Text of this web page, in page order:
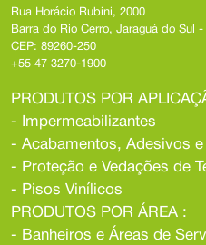
Rua Horácio Rubini, 2000
Barra do Rio Cerro, Jaraguá do Sul -
CEP: 89260-250
+55 47 3270-1900
PRODUTOS POR
- Impermeabilizantes
- Acabamentos, Adesivos e
- Proteção e Vedações de
- Pisos Vinílicos
PRODUTOS POR ÁREA :
- Banheiros e Áreas de